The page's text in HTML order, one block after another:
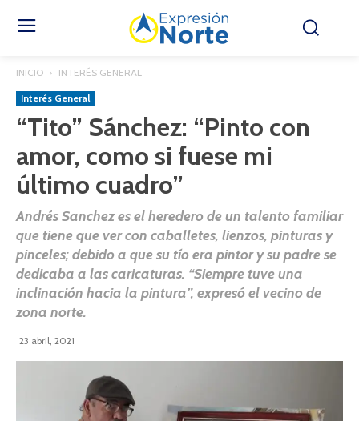
INICIO INTERÉS GENERAL
Interés General
“Tito” Sánchez: “Pinto con
amor, como si fuese mi
último cuadro”
Andrés Sanchez es el heredero de un talento familiar
que tiene que ver con caballetes, lienzos, pinturas y
pinceles; debido a que su tío era pintor y su padre se
dedicaba a las caricaturas. “Siempre tuve una
inclinación hacia la pintura”, expresó el vecino de
zona norte.
23 abril, 2021